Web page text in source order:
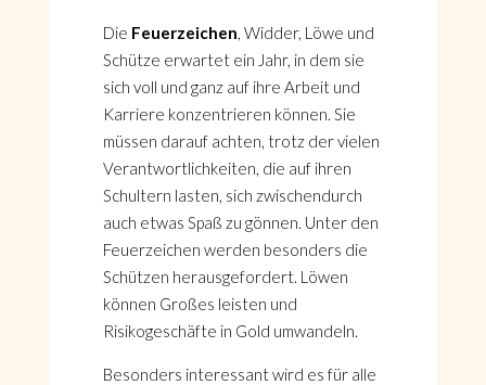
Die Feuerzeichen, Widder, Löwe und
Schütze erwartet ein Jahr, in dem sie
sich voll und ganz auf ihre Arbeit und
Karriere konzentrieren können. Sie
müssen darauf achten, trotz der vielen
Verantwortlichkeiten, die auf ihren
Schultern lasten, sich zwischendurch
auch etwas Spaß zu gönnen. Unter den
Feuerzeichen werden besonders die
Schützen herausgefordert. Löwen
können Großes leisten und
Risikogeschäfte in Gold umwandeln.
Besonders interessant wird es für alle